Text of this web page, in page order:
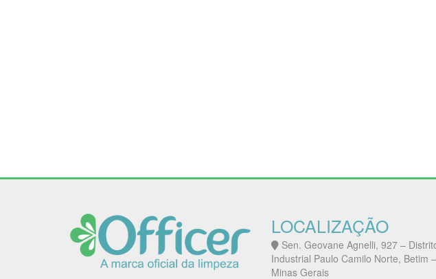
LOCALIZAÇÃO
Sen. Geovane Agnelli, 927 –
Industrial Paulo Camilo Norte, Betim –
Minas Gerais